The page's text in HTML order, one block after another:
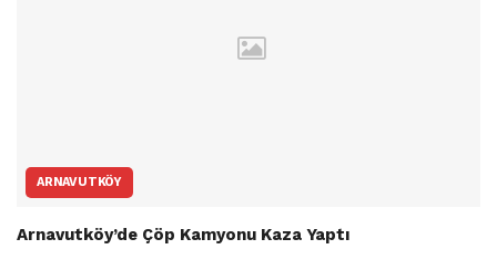
ARNAVUTKÖY
Arnavutköy’de Çöp Kamyonu Kaza Yaptı